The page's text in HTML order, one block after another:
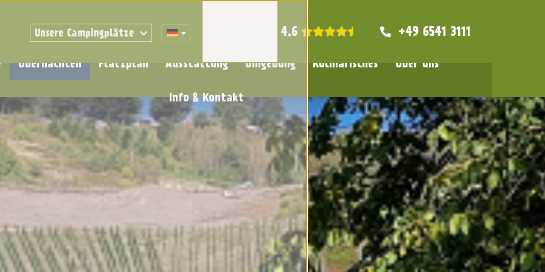
Unsere Campingplätze 4.6 +49 6541 3111
Übernachten Platzplan Ausstattung Umgebung Kulinarisches Über uns
Info & Kontakt